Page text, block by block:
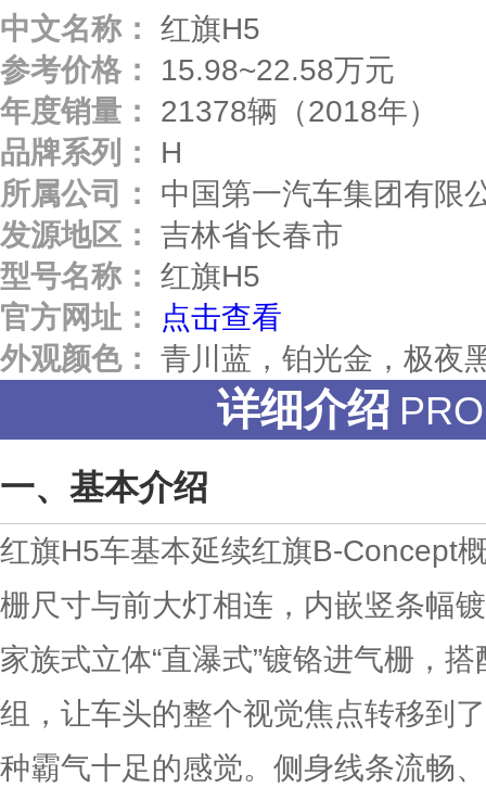
中文名称：
红旗H5
参考价格：
15.98~22.58万元
年度销量：
21378辆（2018年）
品牌系列：
H
所属公司：
中国第一汽车集团有限
发源地区：
吉林省长春市
型号名称：
红旗H5
官方网址：
点击查看
外观颜色：
青川蓝，铂光金，极夜
详细介绍
基本介绍
红旗H5车基本延续红旗B-Concept
栅尺寸与前大灯相连，内嵌竖条幅
家族式立体“直瀑式”镀铬进气栅，
组，让车头的整个视觉焦点转移到
种霸气十足的感觉。侧身线条流畅